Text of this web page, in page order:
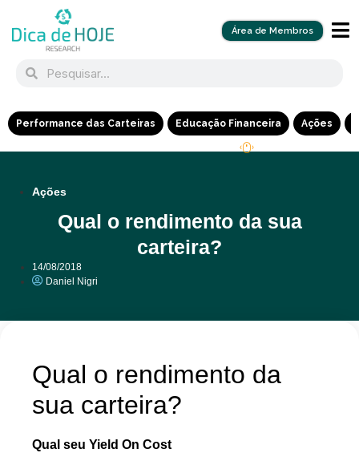
Área de Membros
Performance das Carteiras Educação Financeira Ações
Ações
Qual o rendimento da sua
carteira?
14/08/2018
Daniel Nigri
Qual o rendimento da
sua carteira?
Qual seu Yield On Cost